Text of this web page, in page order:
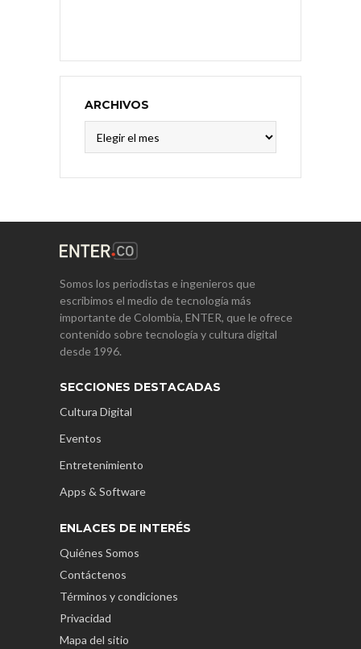
ARCHIVOS
Somos los periodistas e ingenieros que
escribimos el medio de tecnología más
importante de Colombia, ENTER, que le ofrece
contenido sobre tecnología y cultura digital
desde 1996.
SECCIONES DESTACADAS
Cultura Digital
Eventos
Entretenimiento
Apps & Software
ENLACES DE INTERÉS
Quiénes Somos
Contáctenos
Términos y condiciones
Privacidad
Mapa del sitio